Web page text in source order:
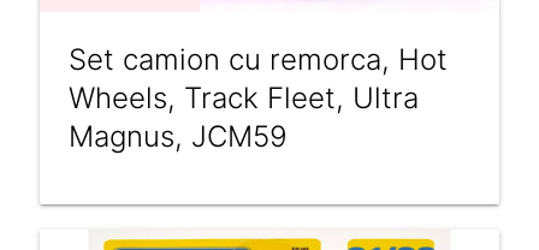
Set camion cu remorca, Hot
Wheels, Track Fleet, Ultra
Magnus, JCM59